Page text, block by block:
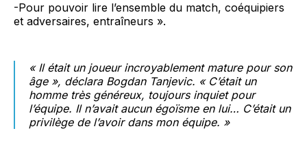
-Pour pouvoir lire l’ensemble du match, coéquipiers
et adversaires, entraîneurs ».
« Il était un joueur incroyablement mature pour son
âge », déclara Bogdan Tanjevic. « C’était un
homme très généreux, toujours inquiet pour
l’équipe. Il n’avait aucun égoïsme en lui… C’était un
privilège de l’avoir dans mon équipe. »